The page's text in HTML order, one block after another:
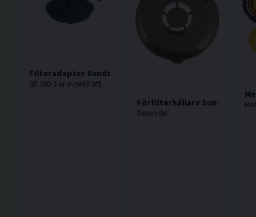
Filteradapter Sundström SR 280-3
SR 280-3 är avsedd att monteras i helmasker med EN 148-1-gänga för att möjliggöra användning av Sundströms filter. Levereras med förfilterhållare.
Förfilterhållare Sundström
Reservdel.